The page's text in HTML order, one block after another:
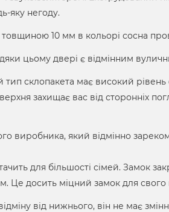
яку негоду.
10 мм в кольорі сосна
цьому двері є відмінним
склопакета має високий
захищає вас від сторонніх
виробника, який відмінно
для більшості сімей. Замок
Це досить міцний замок для свого
від нижнього, він не має